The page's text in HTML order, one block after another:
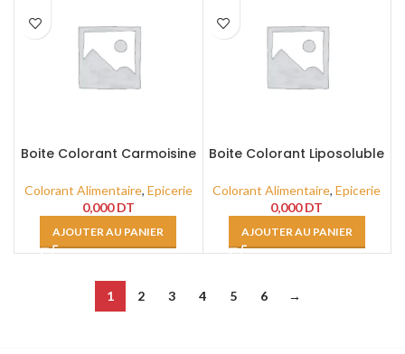
Boite Colorant Carmoisine
Colorant Alimentaire, Epicerie
0,000DT
AJOUTER AU PANIER
Boite Colorant Liposoluble
Colorant Alimentaire,Epicerie
0,000DT
AJOUTER AU PANIER
1 2 3 4 5 6 →